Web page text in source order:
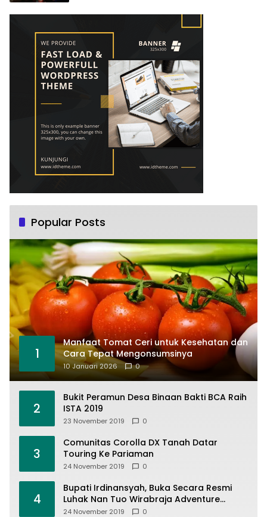
Popular Posts
1
Manfaat Tomat Ceri untuk Kesehatan dan
Cara Tepat Mengonsumsinya
10 Januari 2026 0
2
Bukit Peramun Desa Binaan Bakti BCA Raih
ISTA 2019
23 November 2019 0
3
Comunitas Corolla DX Tanah Datar
Touring Ke Pariaman
24 November 2019 0
4
Bupati Irdinansyah, Buka Secara Resmi
Luhak Nan Tuo Wirabraja Adventure
Offroad 2019
24 November 2019 0